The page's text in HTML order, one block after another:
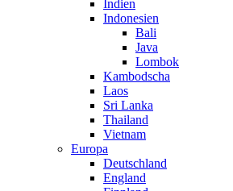
Indien
Indonesien
Bali
Java
Lombok
Kambodscha
Laos
Sri Lanka
Thailand
Vietnam
Europa
Deutschland
England